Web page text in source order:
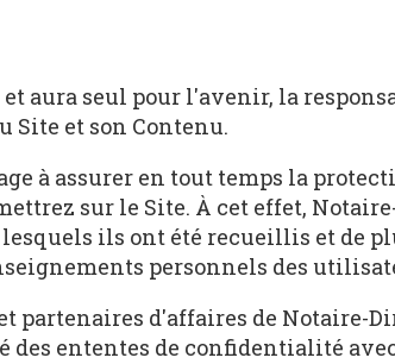
aura seul pour l'avenir, la
Site et son Contenu.
à assurer en tout temps la
sur le Site. À cet effet,
ils ont été recueillis et de
personnels des
partenaires d'affaires de Notaire-
ententes de confidentialité